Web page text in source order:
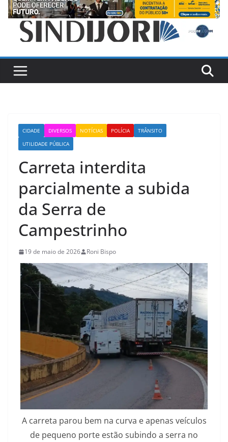
CIDADE DIVERSOS NOTÍCIAS POLÍCIA
TRÂNSITO
UTILIDADE PÚBLICA
Carreta interdita
parcialmente a subida
da Serra de
Campestrinho
19 de maio de 2026 Roni Bispo
A carreta parou bem na curva e apenas veículos
de pequeno porte estão subindo a serra no